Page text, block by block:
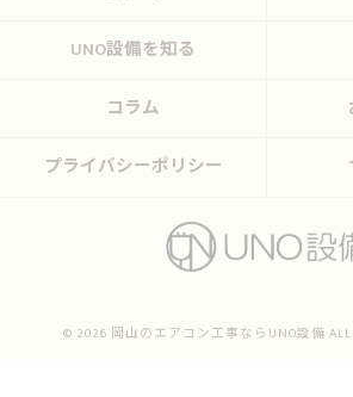
UNO設備を知る
コラム
プライバシーポリシー
© 2026 岡山のエアコン工事ならUNO設備 ALL